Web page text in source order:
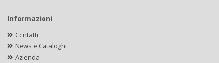
Informazioni
Contatti
News e Cataloghi
Azienda